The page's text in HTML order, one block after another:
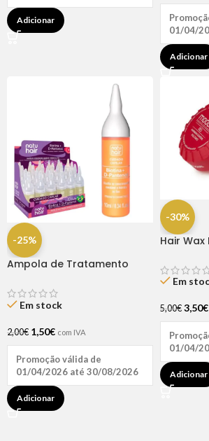
Adicionar
01/04/
Adicionar
-25%
Ampola de Tratamento
Hair (1 UNIDADE)
Em stock
2,00€ 1,50€ com IVA
Promoção válida de
01/04/2026 até 30/08/2026
Adicionar
-30%
Hair Wax
Em
5,00€ 3,50€
01/04/
Adicionar